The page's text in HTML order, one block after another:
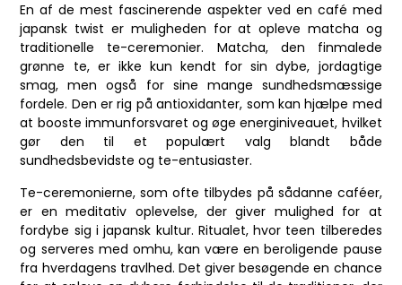
En af de mest fascinerende aspekter ved en café med
japansk twist er muligheden for at opleve matcha og
traditionelle te-ceremonier. Matcha, den finmalede
grønne te, er ikke kun kendt for sin dybe, jordagtige
smag, men også for sine mange sundhedsmæssige
fordele. Den er rig på antioxidanter, som kan hjælpe med
at booste immunforsvaret og øge energiniveauet, hvilket
gør den til et populært valg blandt både
sundhedsbevidste og te-entusiaster.
Te-ceremonierne, som ofte tilbydes på sådanne caféer,
er en meditativ oplevelse, der giver mulighed for at
fordybe sig i japansk kultur. Ritualet, hvor teen tilberedes
og serveres med omhu, kan være en beroligende pause
fra hverdagens travlhed. Det giver besøgende en chance